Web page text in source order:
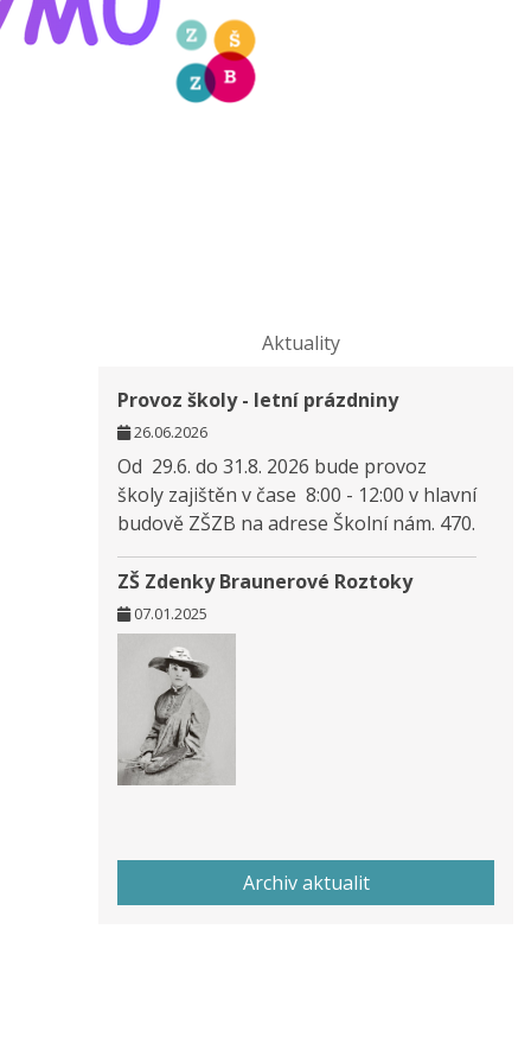
Aktuality
Provoz školy - letní prázdniny
26.06.2026
Od 29.6. do 31.8. 2026 bude provoz
školy zajištěn v čase 8:00 - 12:00 v hlavní
budově ZŠZB na adrese Školní nám. 470.
ZŠ Zdenky Braunerové Roztoky
07.01.2025
Archiv aktualit